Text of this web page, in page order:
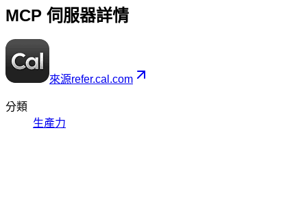
MCP 伺服器詳情
來源refer.cal.com
分類
生產力